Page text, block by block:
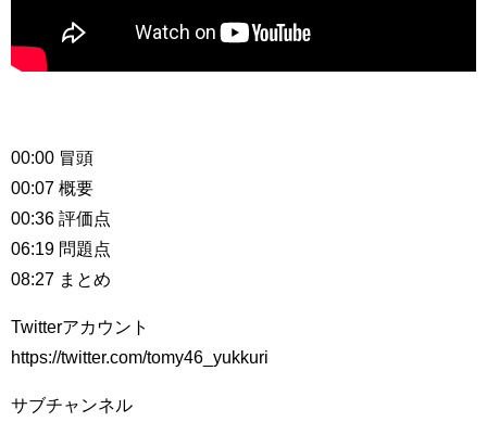
00:00 冒頭
00:07 概要
00:36 評価点
06:19 問題点
08:27 まとめ
Twitterアカウント
https://twitter.com/tomy46_yukkuri​​​​
サブチャンネル